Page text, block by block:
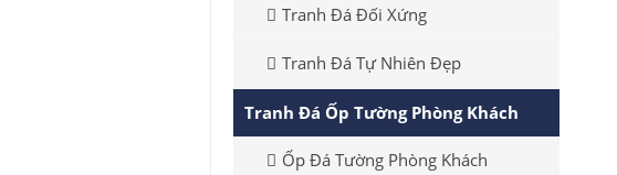
Tranh Đá Đối Xứng
Tranh Đá Tự Nhiên Đẹp
Tranh Đá Ốp Tường Phòng Khách
Ốp Đá Tường Phòng Khách